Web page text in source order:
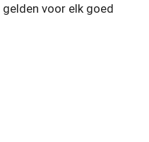
voor elk goed